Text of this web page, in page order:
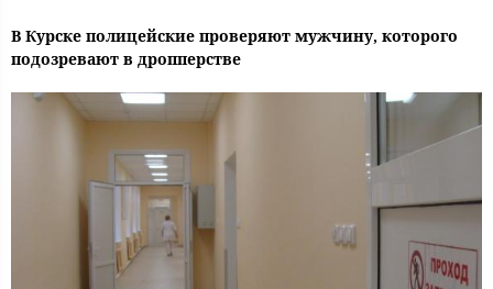
В Курске полицейские проверяют мужчину, которого
подозревают в дропперстве